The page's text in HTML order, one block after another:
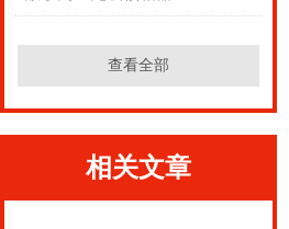
查看全部
相关文章